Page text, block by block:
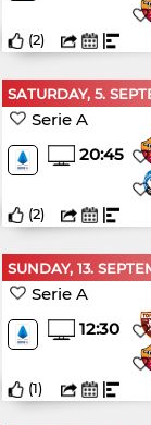
(2)
SATURDAY, 5.
Serie A
20:45
(2)
SUNDAY, 13.
Serie A
12:30
(1)